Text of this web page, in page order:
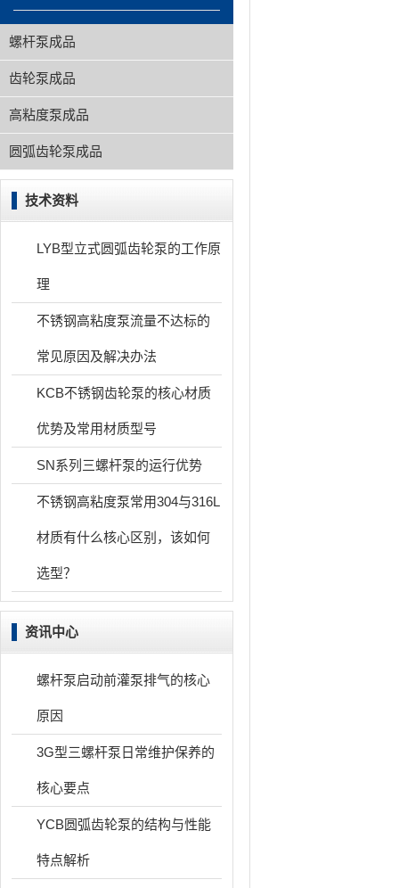
螺杆泵成品
齿轮泵成品
高粘度泵成品
圆弧齿轮泵成品
技术资料
LYB型立式圆弧齿轮泵的工作原
理
不锈钢高粘度泵流量不达标的
常见原因及解决办法
KCB不锈钢齿轮泵的核心材质
优势及常用材质型号
SN系列三螺杆泵的运行优势
不锈钢高粘度泵常用304与316L
材质有什么核心区别，该如何
选型？
资讯中心
螺杆泵启动前灌泵排气的核心
原因
3G型三螺杆泵日常维护保养的
核心要点
YCB圆弧齿轮泵的结构与性能
特点解析